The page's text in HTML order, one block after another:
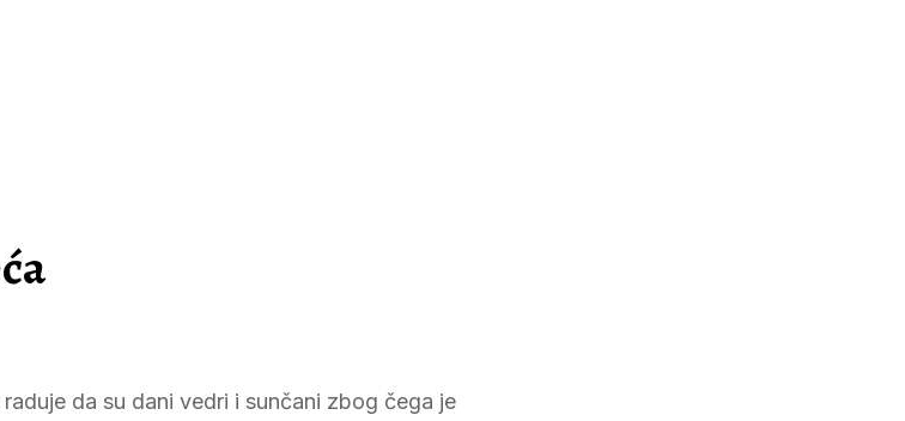
da su dani vedri i sunčani zbog čega je